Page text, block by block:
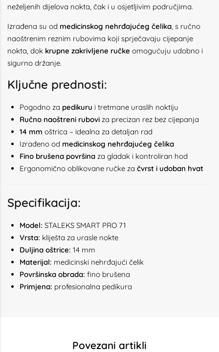
neželjenih dijelova nokta, čak i u osjetljivim područjima.
Izrađena su od medicinskog nehrđajućeg čelika, s ručno
naoštrenim reznim rubovima koji sprječavaju cijepanje
nokta, dok krupne zakrivljene ručke omogućuju udobno i
sigurno držanje.
Ključne prednosti:
Pogodno za pedikuru i tretmane uraslih noktiju
Ručno naoštreni rubovi za precizan rez bez cijepanja
14 mm oštrica – idealna za detaljan rad
Izrađeno od medicinskog nehrđajućeg čelika
Fino brušena površina za gladak i kontroliran hod
Ergonomično oblikovane ručke za čvrst i udoban hvat
Specifikacija:
Model: STALEKS SMART PRO 71
Vrsta: kliješta za urasle nokte
Duljina oštrice: 14 mm
Materijal: medicinski nehrđajući čelik
Površinska obrada: fino brušena
Primjena: profesionalna pedikura
Povezani artikli